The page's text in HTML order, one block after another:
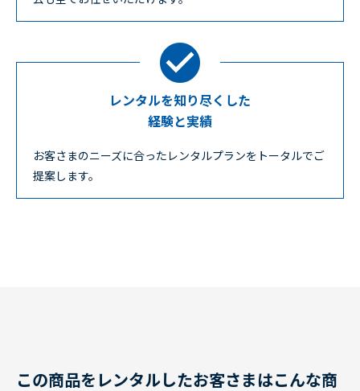
レンタルを知り尽くした
経験と実績
お客さまのニーズに合ったレンタルプランをトータルでご
提案します。
この商品をレンタルしたお客さまはこんな商